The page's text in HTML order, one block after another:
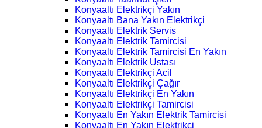
Konyaaltı Elektrikçi Yakın
Konyaaltı Bana Yakın Elektrikçi
Konyaaltı Elektrik Servis
Konyaaltı Elektrik Tamircisi
Konyaaltı Elektrik Tamircisi En Yakın
Konyaaltı Elektrik Ustası
Konyaaltı Elektrikçi Acil
Konyaaltı Elektrikçi Çağır
Konyaaltı Elektrikçi En Yakın
Konyaaltı Elektrikçi Tamircisi
Konyaaltı En Yakın Elektrik Tamircisi
Konyaaltı En Yakın Elektrikci